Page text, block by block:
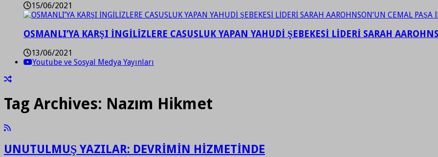
15/06/2021
OSMANLI’YA KARŞI İNGİLİZLERE CASUSLUK YAPAN YAHUDİ ŞEBEKESİ LİDERİ SARAH
13/06/2021
Youtube ve Sosyal Medya Yayınları
Tag Archives: Nazım Hikmet
UNUTULMUŞ YAZILAR: DEVRİMİN HİZMETİNDE